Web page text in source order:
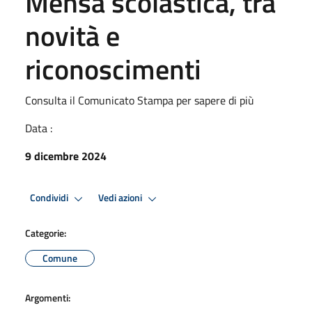
novità e
riconoscimenti
Consulta il Comunicato Stampa per sapere di più
Data :
9 dicembre 2024
Condividi Vedi azioni
Categorie:
Comune
Argomenti: